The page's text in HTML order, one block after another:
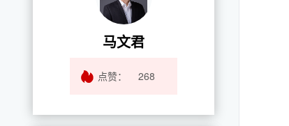
马文君
点赞： 268